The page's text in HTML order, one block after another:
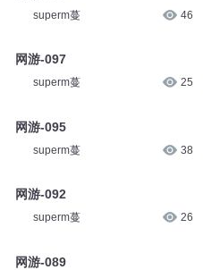
superm蔓 46
网游-097
superm蔓 25
网游-095
superm蔓 38
网游-092
superm蔓 26
网游-089